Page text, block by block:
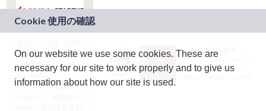
ドコモグループの新
規事業創出プログラ
ム「docomo
STARTUP」を通じて
JASRAC許諾番号：
9024936001Y45037
JASRAC許諾番号：
On our website we use some cookies. These are
necessary for our site to work properly and to give us
information about how our site is used.